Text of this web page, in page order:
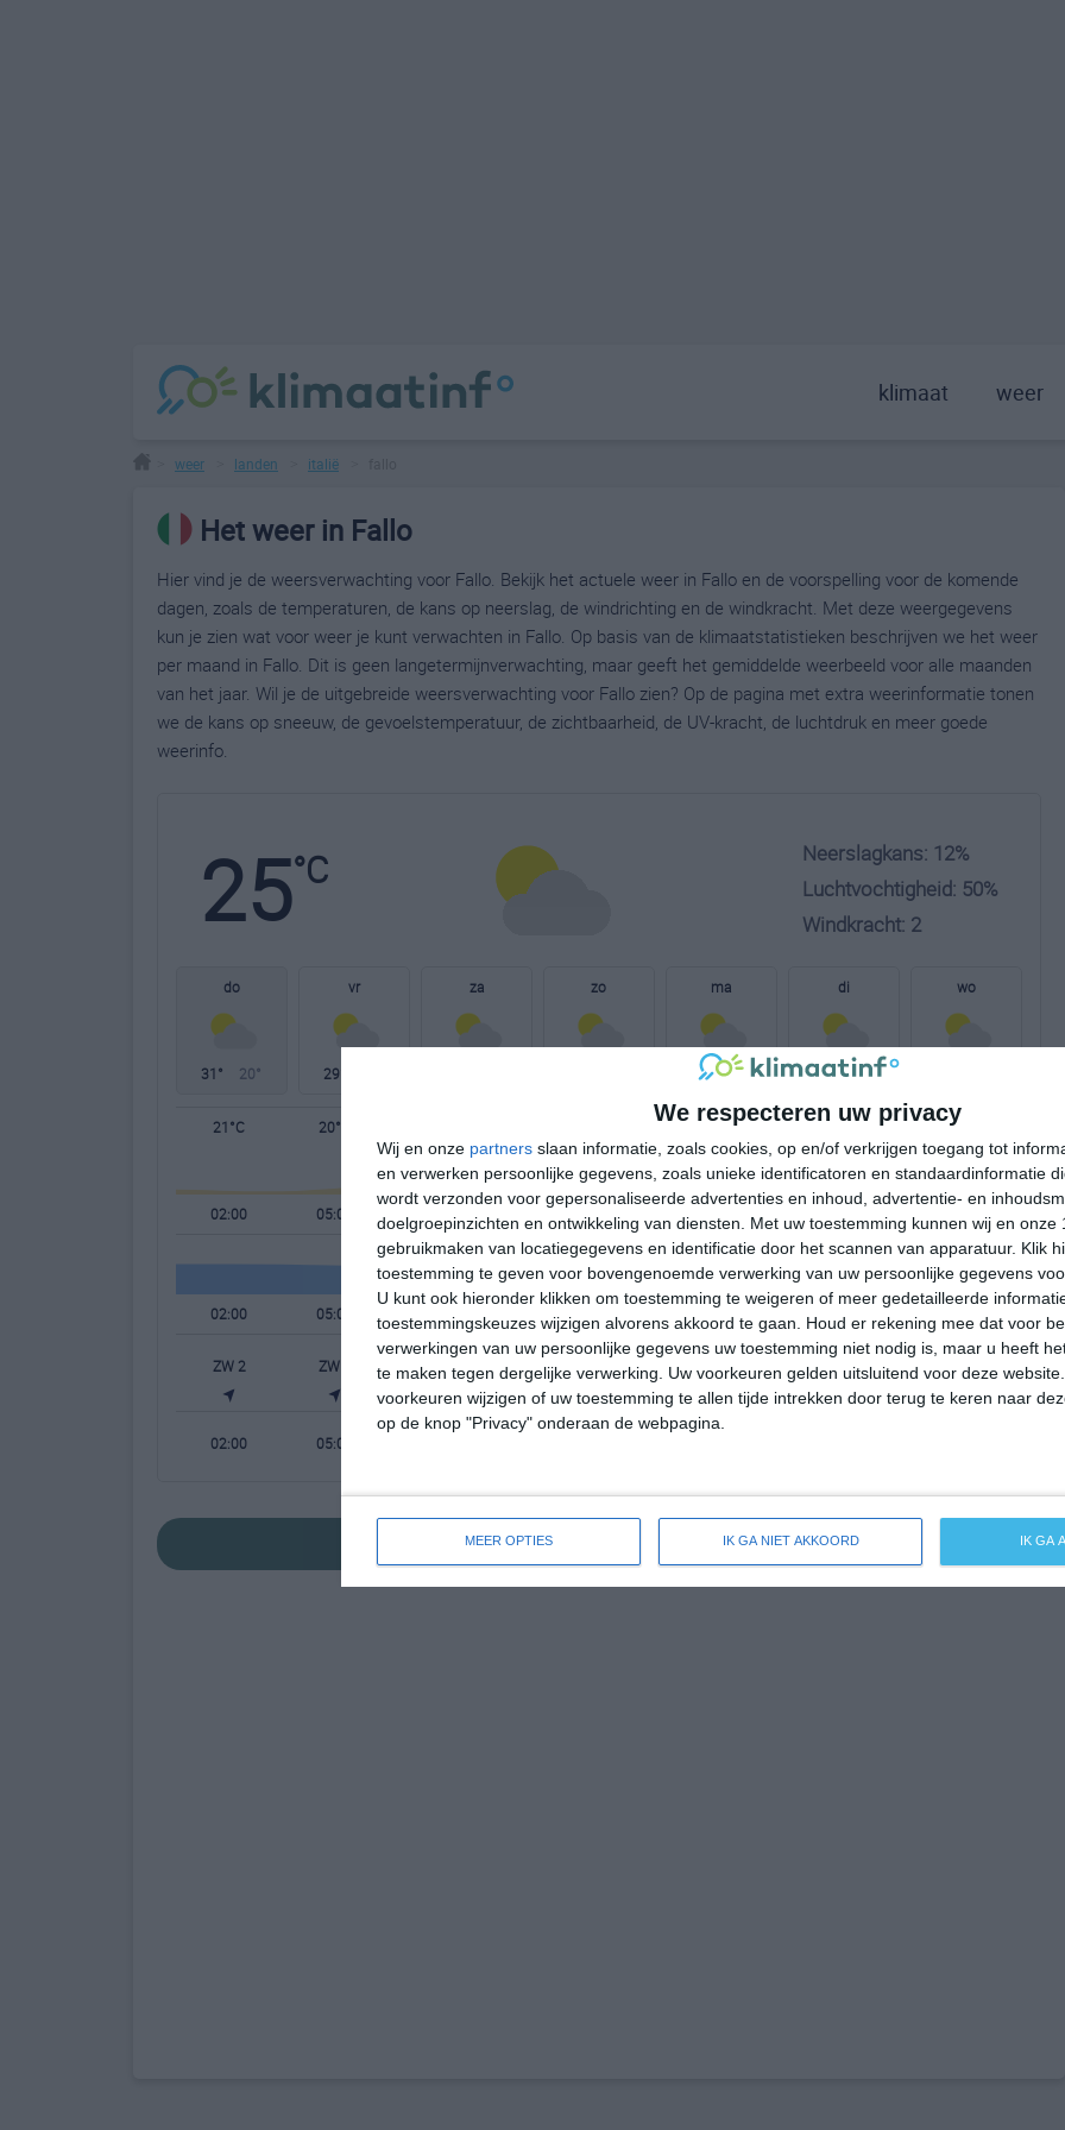
We respecteren uw privacy
Wij en onze partners slaan informatie, zoals cookies, op en/of verkrijgen toegang tot
en verwerken persoonlijke gegevens, zoals unieke identificatoren en standaardinformatie
wordt verzonden voor gepersonaliseerde advertenties en inhoud, advertentie- en
doelgroepinzichten en ontwikkeling van diensten.
Met uw toestemming kunnen wij en onze
gebruikmaken van locatiegegevens en identificatie door het scannen van apparatuur. Klik
toestemming te geven voor bovengenoemde verwerking van uw persoonlijke gegevens
U kunt ook hieronder klikken om toestemming te weigeren of meer gedetailleerde
toestemmingskeuzes wijzigen alvorens akkoord te gaan.
Houd er rekening mee dat voor
verwerkingen van uw persoonlijke gegevens uw toestemming niet nodig is, maar u heeft
te maken tegen dergelijke verwerking. Uw voorkeuren gelden uitsluitend voor deze
voorkeuren wijzigen of uw toestemming te allen tijde intrekken door terug te keren naar
op de knop "Privacy" onderaan de webpagina.
MEER OPTIES IK GA NIET AKKOORD IK GA
klimaat weer
weer landen italië
Het weer in Fallo
Hier vind je de weersverwachting voor Fallo. Bekijk het actuele weer in Fallo en de voorspelling voor de komende
dagen, zoals de temperaturen, de kans op neerslag, de windrichting en de windkracht. Met deze weergegevens
kun je zien wat voor weer je kunt verwachten in Fallo. Op basis van de klimaatstatistieken beschrijven we het weer
per maand in Fallo. Dit is geen langetermijnverwachting, maar geeft het gemiddelde weerbeeld voor alle maanden
van het jaar. Wil je de uitgebreide weersverwachting voor Fallo zien? Op de pagina met extra weerinformatie tonen
we de kans op sneeuw, de gevoelstemperatuur, de zichtbaarheid, de UV-kracht, de luchtdruk en meer goede
weerinfo.
25°C
Neerslagkans: 12%
Luchtvochtigheid: 50%
Windkracht: 2
do
31° 20°
vr
29°
za zo ma
31° 20°
di
35° 21°
wo
21°C 20°C 31°C 25°C 24°C 20°C
02:00 05:00 08:00 11:00 17:00 23:00
02:00 05:00 08:00 11:00 17:00 23:00
ZW 2 ZW 2 ZW 2 NNO 2 NNO 3 ZW 2 ZW 2
02:00 05:00
bekijk de uitgebreide weersverwachting voor Fallo